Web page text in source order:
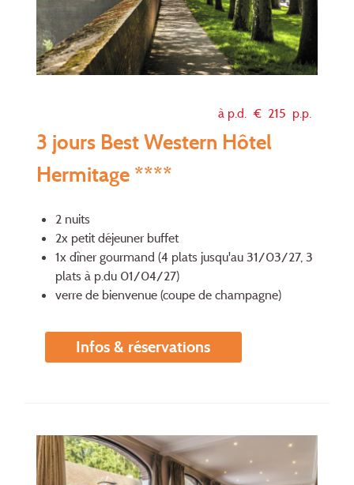
à p.d. € 215 p.p.
3 jours Best Western Hôtel
Hermitage ****
2 nuits
2x petit déjeuner buffet
1x dîner gourmand (4 plats jusqu'au 31/03/27, 3
plats à p.du 01/04/27)
verre de bienvenue (coupe de champagne)
Infos & réservations